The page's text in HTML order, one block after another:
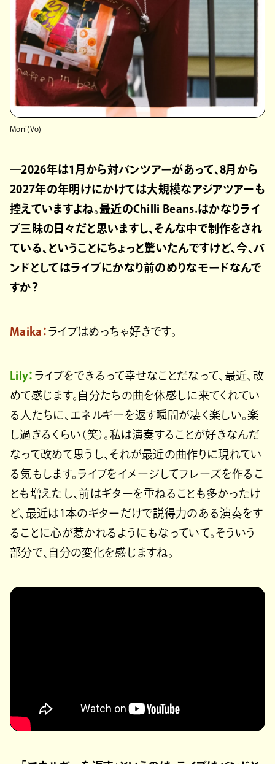
Moni(Vo)
―2026年は1月から対バンツアーがあって、8月から
2027年の年明けにかけては大規模なアジアツアーも
控えていますよね。最近のChilli Beans.はかなりライ
ブ三昧の日々だと思いますし、そんな中で制作をされ
ている、ということにちょっと驚いたんですけど、今、バ
ンドとしてはライブにかなり前のめりなモードなんで
すか？
Maika： ライブはめっちゃ好きです。
Lily： ライブをできるって幸せなことだなって、最近、改
めて感じます。自分たちの曲を体感しに来てくれてい
る人たちに、エネルギーを返す瞬間が凄く楽しい。楽
し過ぎるくらい（笑）。私は演奏することが好きなんだ
なって改めて思うし、それが最近の曲作りに現れてい
る気もします。ライブをイメージしてフレーズを作るこ
とも増えたし、前はギターを重ねることも多かったけ
ど、最近は1本のギターだけで説得力のある演奏をす
ることに心が惹かれるようにもなっていて。そういう
部分で、自分の変化を感じますね。